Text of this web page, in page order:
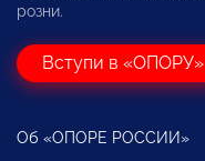
розни.
Вступи в «ОПОРУ»
Об «ОПОРЕ РОССИИ»